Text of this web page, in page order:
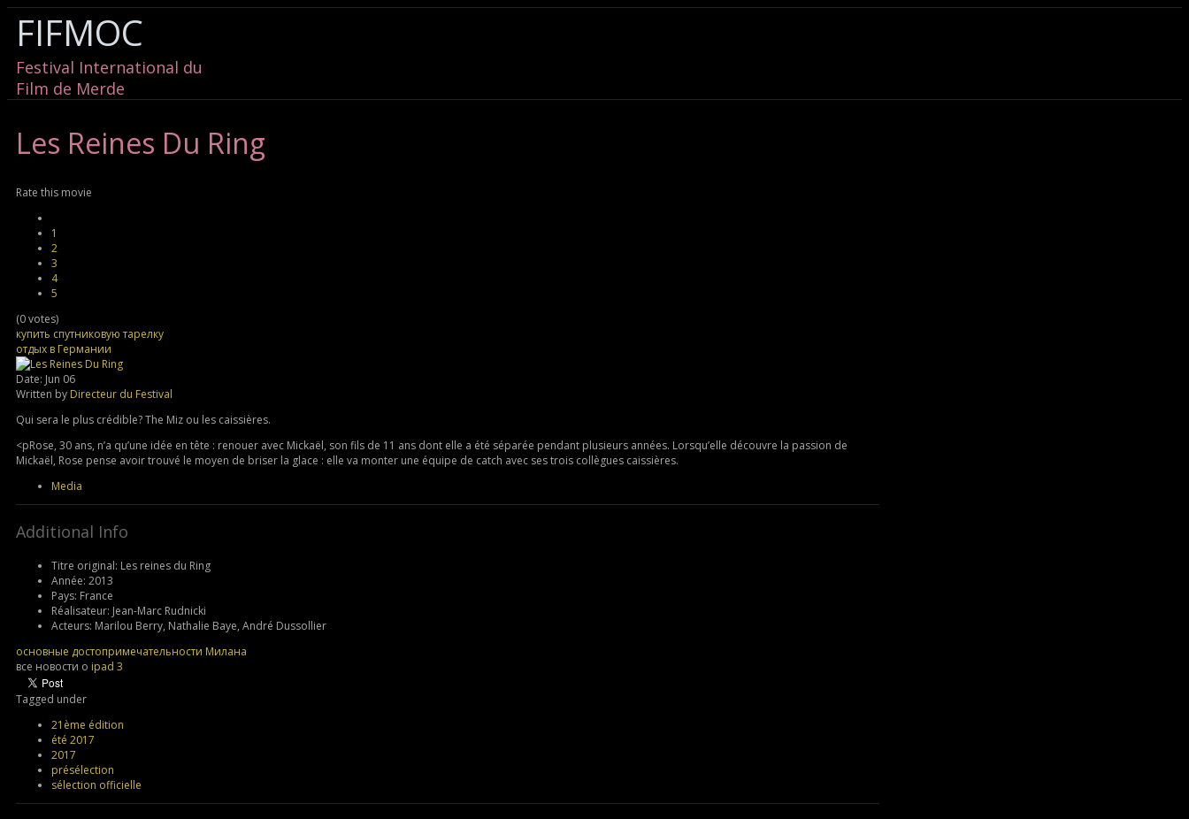
FIFMOC
Festival International du
Film de Merde
Les Reines Du Ring
Rate this movie
1
2
3
4
5
(0 votes)
купить спутниковую тарелку
отдых в Германии
Date: Jun 06
Written by Directeur du Festival
Qui sera le plus crédible? The Miz ou les caissières.
<pRose, 30 ans, n’a qu’une idée en tête : renouer avec Mickaël, son fils de 11 ans dont elle a été séparée pendant plusieurs années. Lorsqu’elle découvre la passion de
Mickaël, Rose pense avoir trouvé le moyen de briser la glace : elle va monter une équipe de catch avec ses trois collègues caissières.
Media
Additional Info
Titre original: Les reines du Ring
Année: 2013
Pays: France
Réalisateur: Jean-Marc Rudnicki
Acteurs: Marilou Berry, Nathalie Baye, André Dussollier
основные достопримечательности Милана
все новости о ipad 3
Tagged under
21ème édition
été 2017
2017
présélection
sélection officielle